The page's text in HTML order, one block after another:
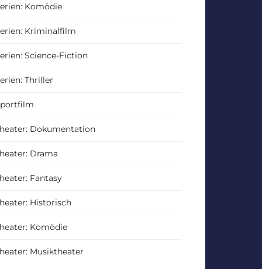
Komödie
Kriminalfilm
Science-Fiction
Thriller
Dokumentation
Drama
Fantasy
Historisch
Komödie
Musiktheater